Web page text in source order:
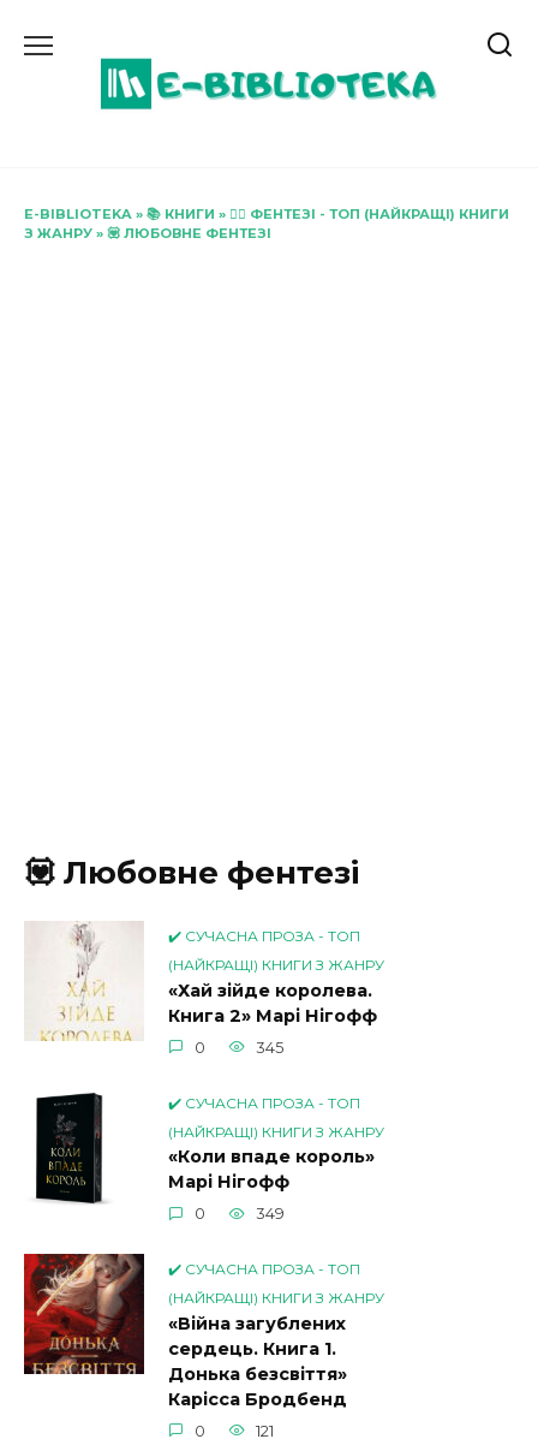
до
E-BIBLIOTEKA » 📚 КНИГИ » 🧝‍♂️ ФЕНТЕЗІ - ТОП (НАЙКРАЩІ) КНИГИ
З ЖАНРУ » 💟 ЛЮБОВНЕ ФЕНТЕЗІ
💟 Любовне фентезі
✔️ СУЧАСНА ПРОЗА - ТОП
(НАЙКРАЩІ) КНИГИ З ЖАНРУ
«Хай зійде королева.
Книга 2» Марі Нігофф
0 345
✔️ СУЧАСНА ПРОЗА - ТОП
(НАЙКРАЩІ) КНИГИ З ЖАНРУ
«Коли впаде король»
Марі Нігофф
0 349
✔️ СУЧАСНА ПРОЗА - ТОП
(НАЙКРАЩІ) КНИГИ З ЖАНРУ
«Війна загублених
сердець. Книга 1.
Донька безсвіття»
Карісса Бродбенд
0 121